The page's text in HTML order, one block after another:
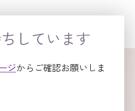
しています
ジからご確認お願いしま